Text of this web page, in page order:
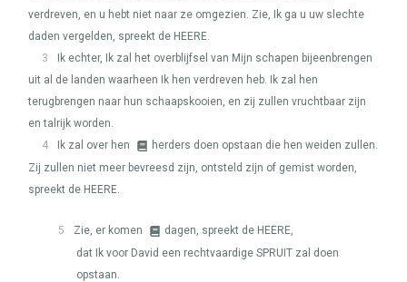
verdreven, en u hebt niet naar ze omgezien. Zie, Ik ga u uw slechte
daden vergelden, spreekt de HEERE.
3
Ik echter, Ik zal het overblijfsel van Mijn schapen bijeenbrengen
uit al de landen waarheen Ik hen verdreven heb. Ik zal hen
terugbrengen naar hun schaapskooien, en zij zullen vruchtbaar zijn
en talrijk worden.
4
Ik zal over hen
herders doen opstaan die hen weiden zullen.
Zij zullen niet meer bevreesd zijn, ontsteld zijn of gemist worden,
spreekt de HEERE.
5 Zie, er komen dagen, spreekt de HEERE,
dat Ik voor David een rechtvaardige SPRUIT zal doen
opstaan.